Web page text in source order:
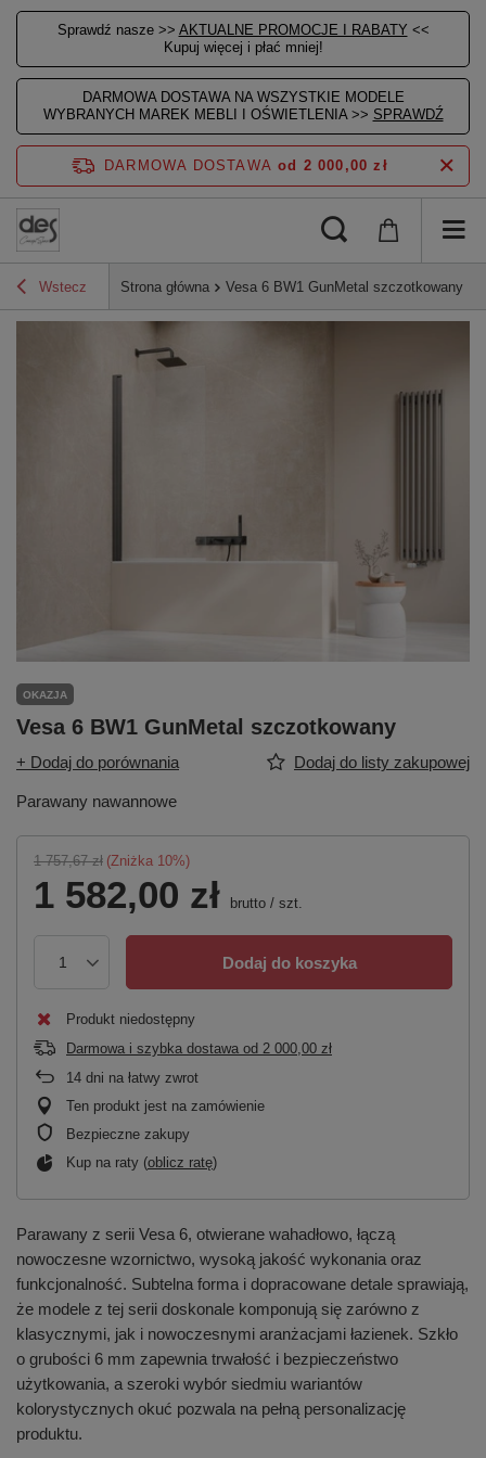
Sprawdź nasze >> AKTUALNE PROMOCJE I RABATY <<
Kupuj więcej i płać mniej!
DARMOWA DOSTAWA NA WSZYSTKIE MODELE
WYBRANYCH MAREK MEBLI I OŚWIETLENIA >> SPRAWDŹ
DARMOWA DOSTAWA od 2 000,00 zł
Wstecz Strona główna Vesa 6 BW1 GunMetal szczotkowany
OKAZJA
Vesa 6 BW1 GunMetal szczotkowany
+ Dodaj do porównania Dodaj do listy zakupowej
Parawany nawannowe
1 757,67 zł (Zniżka 10%)
1 582,00 zł brutto / szt.
Dodaj do koszyka
Produkt niedostępny
Darmowa i szybka dostawa od 2 000,00 zł
14 dni na łatwy zwrot
Ten produkt jest na zamówienie
Bezpieczne zakupy
Kup na raty (oblicz ratę)
Parawany z serii Vesa 6, otwierane wahadłowo, łączą
nowoczesne wzornictwo, wysoką jakość wykonania oraz
funkcjonalność. Subtelna forma i dopracowane detale sprawiają,
że modele z tej serii doskonale komponują się zarówno z
klasycznymi, jak i nowoczesnymi aranżacjami łazienek. Szkło
o grubości 6 mm zapewnia trwałość i bezpieczeństwo
użytkowania, a szeroki wybór siedmiu wariantów
kolorystycznych okuć pozwala na pełną personalizację
produktu.